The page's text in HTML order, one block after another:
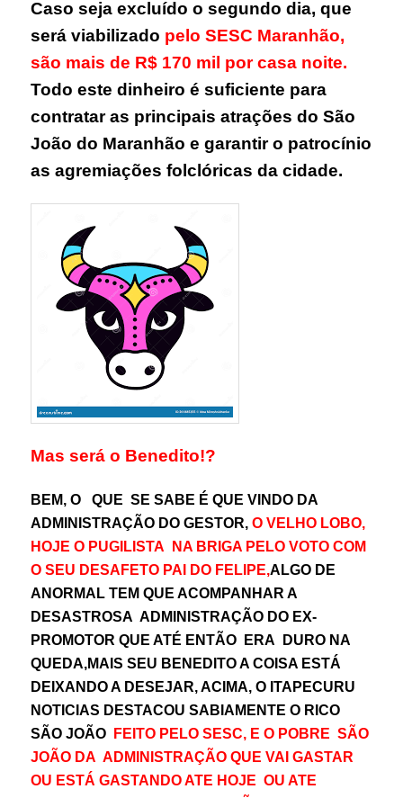
Caso seja excluído o segundo dia, que
será viabilizado pelo SESC Maranhão,
são mais de R$ 170 mil por casa noite.
Todo este dinheiro é suficiente para
contratar as principais atrações do São
João do Maranhão e garantir o patrocínio
as agremiações folclóricas da cidade.
Mas será o Benedito!?
BEM, O QUE SE SABE É QUE VINDO DA
ADMINISTRAÇÃO DO GESTOR,O VELHO LOBO,
HOJE O PUGILISTA NA BRIGA PELO VOTO COM
O SEU DESAFETO PAI DO FELIPE,ALGO DE
ANORMAL TEM QUE ACOMPANHAR A
DESASTROSA ADMINISTRAÇÃO DO EX-
PROMOTOR QUE ATÉ ENTÃO ERA DURO NA
QUEDA,MAIS SEU BENEDITO A COISA ESTÁ
DEIXANDO A DESEJAR, ACIMA, O ITAPECURU
NOTICIAS DESTACOU SABIAMENTE O RICO
SÃO JOÃO
FEITO PELO SESC, E O POBRE SÃO
JOÃO DA ADMINISTRAÇÃO QUE VAI GASTAR
OU ESTÁ GASTANDO ATE HOJE OU ATE